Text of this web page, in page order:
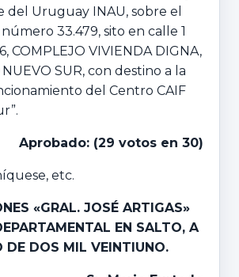
del Uruguay INAU, sobre el
33.479, sito en calle 1
COMPLEJO VIVIENDA DIGNA,
SUR, con destino a la
del Centro CAIF
Aprobado: (29 votos en 30)
etc.
«GRAL. JOSÉ ARTIGAS»
EN SALTO, A
DE DOS MIL VEINTIUNO.